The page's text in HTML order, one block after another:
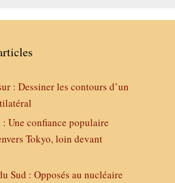
: Dessiner les contours d’un
: Une confiance populaire
Tokyo, loin devant
Sud : Opposés au nucléaire